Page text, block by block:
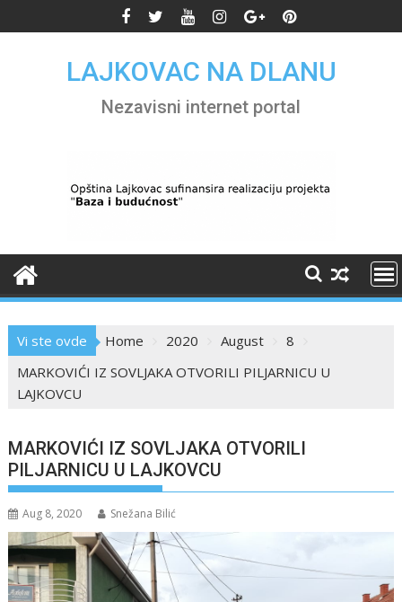
to
LAJKOVAC NA DLANU
Nezavisni internet portal
Vi ste ovde Home 2020 August
8
MARKOVIĆI IZ SOVLJAKA OTVORILI PILJARNICU U
LAJKOVCU
MARKOVIĆI IZ SOVLJAKA OTVORILI
PILJARNICU U LAJKOVCU
Aug 8, 2020 Snežana Bilić